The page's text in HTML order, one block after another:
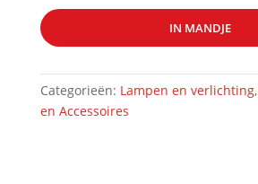
Corte
SP5
Art:
39148
IN MANDJE
Categorieën: Lampen en verlichting,
en Accessoires